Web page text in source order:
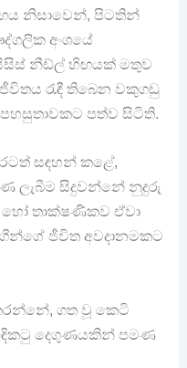
නිසාවෙන්, පිටතින්
අංශයේ
නීඩ්ල් හිඟයක් මතුව
රැඳී තිබෙන වකුගඩු
පත්ව සිටිති.
සඳහන් කළේ,
ලැබීම සිදුවන්නේ නුදුරු
හෝ තාක්ෂණිකව ඒවා
ජීවිත අවදානමකට
ගත වූ කෙටි
දෙගුණයකින් පමණ